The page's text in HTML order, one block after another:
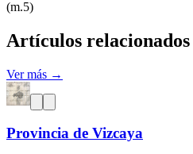
(m.5)
Artículos relacionados
Ver más →
Provincia de Vizcaya